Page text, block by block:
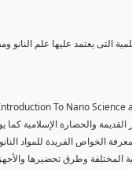
التى يعتمد عليها علم النانو
To Nano Science
والحضارة الإسلامية
الفريدة للمواد
وطرق تحضيرها